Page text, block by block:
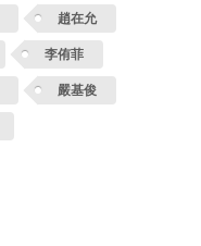
趙在允
李侑菲
嚴基俊